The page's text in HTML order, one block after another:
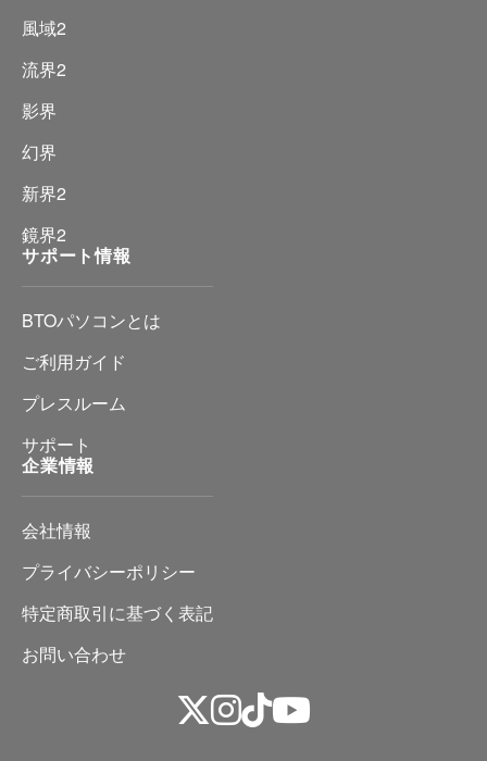
風域2
流界2
影界
幻界
新界2
鏡界2
サポート情報
BTOパソコンとは
ご利用ガイド
プレスルーム
サポート
企業情報
会社情報
プライバシーポリシー
特定商取引に基づく表記
お問い合わせ